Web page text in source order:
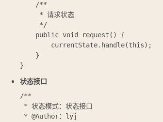
    /**
     * 请求状态
     */
    public void request() {
        currentState.handle(this);
    }
状态接口
/**
* 状态模式：状态接口
* @Author：lyj